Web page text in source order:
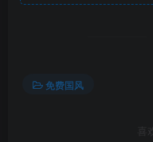
免费国风